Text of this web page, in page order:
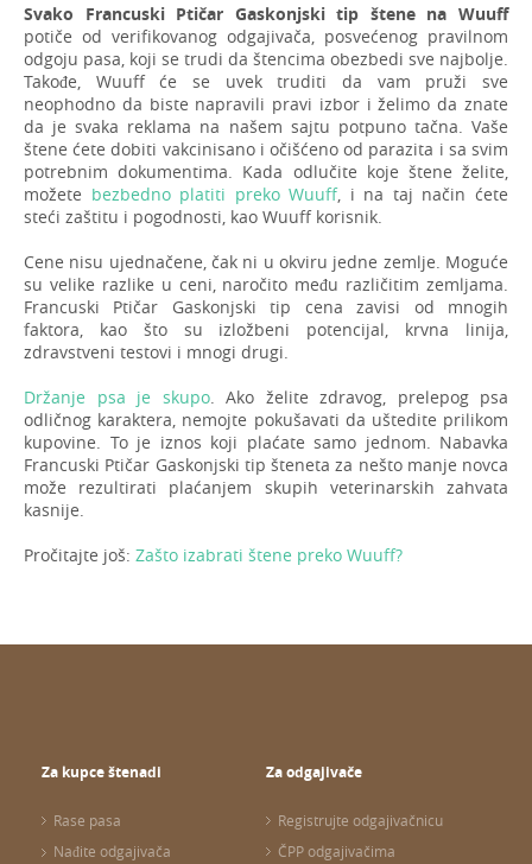
Svako Francuski Ptičar Gaskonjski tip štene na Wuuff
potiče od verifikovanog odgajivača, posvećenog pravilnom
odgoju pasa, koji se trudi da štencima obezbedi sve najbolje.
Takođe, Wuuff će se uvek truditi da vam pruži sve
neophodno da biste napravili pravi izbor i želimo da znate
da je svaka reklama na našem sajtu potpuno tačna. Vaše
štene ćete dobiti vakcinisano i očišćeno od parazita i sa svim
potrebnim dokumentima. Kada odlučite koje štene želite,
možete bezbedno platiti preko Wuuff, i na taj način ćete
steći zaštitu i pogodnosti, kao Wuuff korisnik.
Cene nisu ujednačene, čak ni u okviru jedne zemlje. Moguće
su velike razlike u ceni, naročito među različitim zemljama.
Francuski Ptičar Gaskonjski tip cena zavisi od mnogih
faktora, kao što su izložbeni potencijal, krvna linija,
zdravstveni testovi i mnogi drugi.
Držanje psa je skupo. Ako želite zdravog, prelepog psa
odličnog karaktera, nemojte pokušavati da uštedite prilikom
kupovine. To je iznos koji plaćate samo jednom. Nabavka
Francuski Ptičar Gaskonjski tip šteneta za nešto manje novca
može rezultirati plaćanjem skupih veterinarskih zahvata
kasnije.
Pročitajte još: Zašto izabrati štene preko Wuuff?
Za kupce štenadi
Rase pasa
Nađite odgajivača
Za odgajivače
Registrujte odgajivačnicu
ČPP odgajivačima